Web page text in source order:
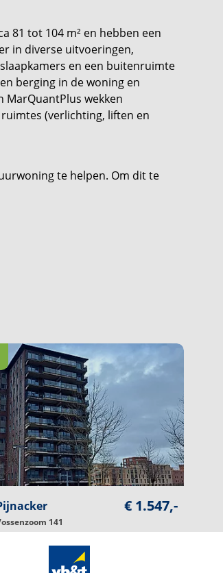
81 tot 104 m² en hebben een
in diverse uitvoeringen,
en een buitenruimte
berging in de woning en
MarQuantPlus wekken
(verlichting, liften en
te helpen. Om dit te
zijn, maar ook voor
op onze website.**
kunnen wij niet altijd
141
€ 1.547,-
Woonoppervlakte